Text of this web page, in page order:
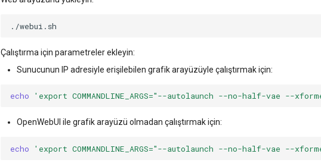
Çalıştırma için parametreler ekleyin:
Sunucunun IP adresiyle erişilebilen grafik arayüzüyle çalıştırmak için:
echo 'export COMMANDLINE_ARGS="--autolaunch --no-half-vae --
OpenWebUI ile grafik arayüzü olmadan çalıştırmak için:
echo 'export COMMANDLINE_ARGS="--autolaunch --no-half-vae --